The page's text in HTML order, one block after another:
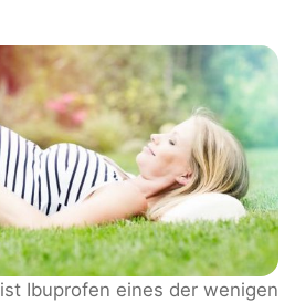
ist Ibuprofen eines der wenigen